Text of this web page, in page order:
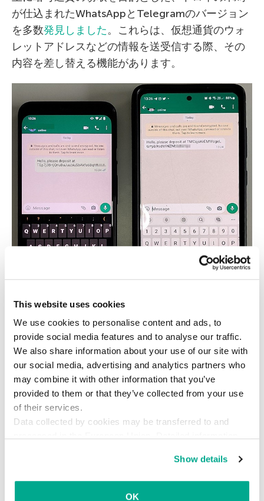
This website uses cookies
We use cookies to personalise content and ads, to
provide social media features and to analyse our traffic.
We also share information about your use of our site with
our social media, advertising and analytics partners who
may combine it with other information that you’ve
provided to them or that they’ve collected from your use
of their services.
Data collected by cookies may be transferred to and
Show details
OK
が仕込まれたWhatsAppとTelegramのバージョン
を多数発見しました。これらは、仮想通貨のウォ
レットアドレスなどの情報を送受信する際、その
内容を差し替える機能があります。
感染したバージョンのWhatsApp（左）は、感染していない
バージョンの公式WhatsApp（右）を使う受信者へのメッセ
ージで、仮想通貨のウォレットアドレスを差し替え（出典)
さらに、見つかったバージョンの一部は、画像認
識を使用して、スマートフォンのメモリに保存さ
れているスクリーンショットからシードフレーズ
を検索します。シードフレーズとは、
また、Telegramの偽アプリの中には、Telegram